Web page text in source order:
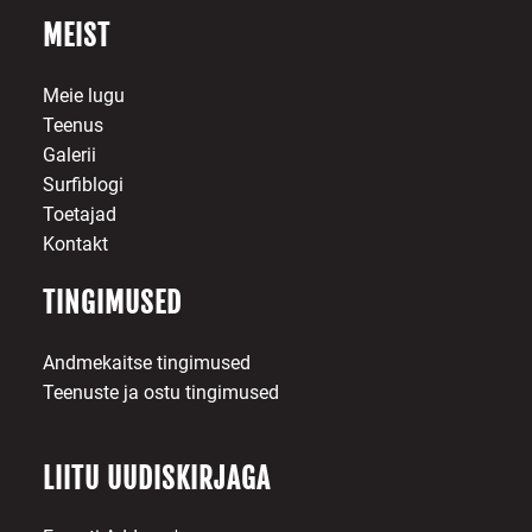
MEIST
Meie lugu
Teenus
Galerii
Surfiblogi
Toetajad
Kontakt
TINGIMUSED
Andmekaitse tingimused
Teenuste ja ostu tingimused
LIITU UUDISKIRJAGA